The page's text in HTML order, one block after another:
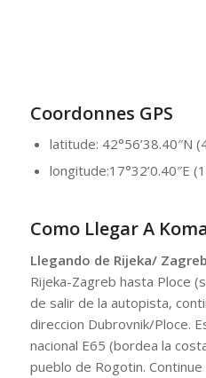
Coordonnes GPS
latitude: 42°56’38.40″N
longitude:17°32’0.40″E
Como Llegar A
Llegando de Rijeka/
Rijeka-Zagreb hasta Ploce
de salir de la autopista,
direccion Dubrovnik/Ploce.
nacional E65 (bordea la
pueblo de Rogotin.